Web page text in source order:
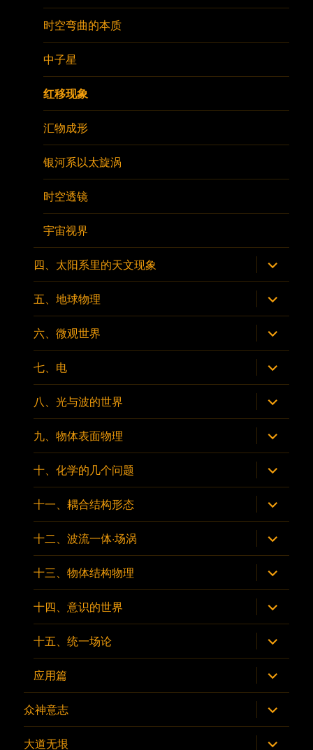
时空弯曲的本质
中子星
红移现象
汇物成形
银河系以太旋涡
时空透镜
宇宙视界
四、太阳系里的天文现象 展
开
子
菜
单
五、地球物理 展
开
子
菜
单
六、微观世界 展
开
子
菜
单
七、电 展
开
子
菜
单
八、光与波的世界 展
开
子
菜
单
九、物体表面物理 展
开
子
菜
单
十、化学的几个问题 展
开
子
菜
单
十一、耦合结构形态 展
开
子
菜
单
十二、波流一体·场涡 展
开
子
菜
单
十三、物体结构物理 展
开
子
菜
单
十四、意识的世界 展
开
子
菜
单
十五、统一场论 展
开
子
菜
单
应用篇 展
开
子
菜
单
众神意志 展
开
子
菜
大道无垠 展